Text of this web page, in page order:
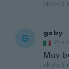
około 6
G gaby
Rok
Muy
około 6